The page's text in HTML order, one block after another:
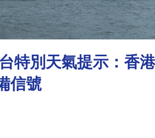
特別天氣提示：香
信號